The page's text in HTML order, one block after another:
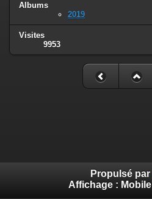
Albums
2019
Visites
9953
Propulsé par
Affichage : Mobile